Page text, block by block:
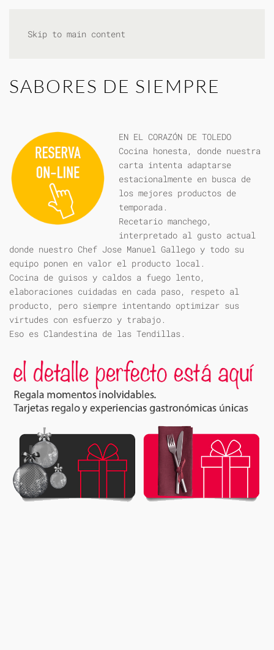
Skip to main content
SABORES DE SIEMPRE
EN EL CORAZÓN DE TOLEDO
Cocina honesta, donde nuestra
carta intenta adaptarse
estacionalmente en busca de
los mejores productos de
temporada.
Recetario manchego,
interpretado al gusto actual
donde nuestro Chef Jose Manuel Gallego y todo su
equipo ponen en valor el producto local.
Cocina de guisos y caldos a fuego lento,
elaboraciones cuidadas en cada paso, respeto al
producto, pero siempre intentando optimizar sus
virtudes con esfuerzo y trabajo.
Eso es Clandestina de las Tendillas.